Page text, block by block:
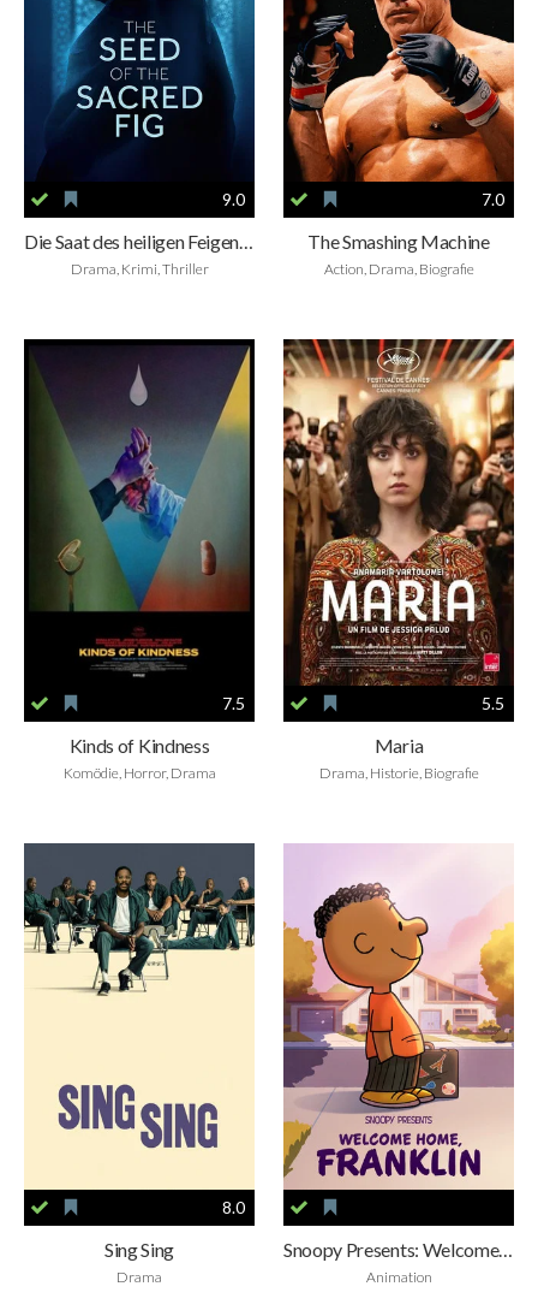
9.0
Die Saat des heiligen Feigenbaums
Drama, Krimi, Thriller
7.0
The Smashing Machine
Action, Drama, Biografie
7.5
Kinds of Kindness
Komödie, Horror, Drama
5.5
Maria
Drama, Historie, Biografie
8.0
Sing Sing
Drama
Snoopy Presents: Welcome Home, Franklin
Animation